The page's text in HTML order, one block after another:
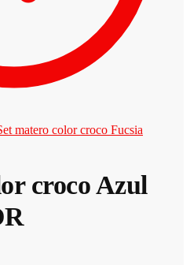
matero color croco Fucsia
croco Azul